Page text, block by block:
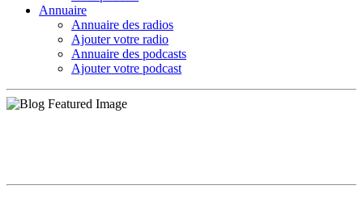
Annuaire
Annuaire des radios
Ajouter votre radio
Annuaire des podcasts
Ajouter votre podcast